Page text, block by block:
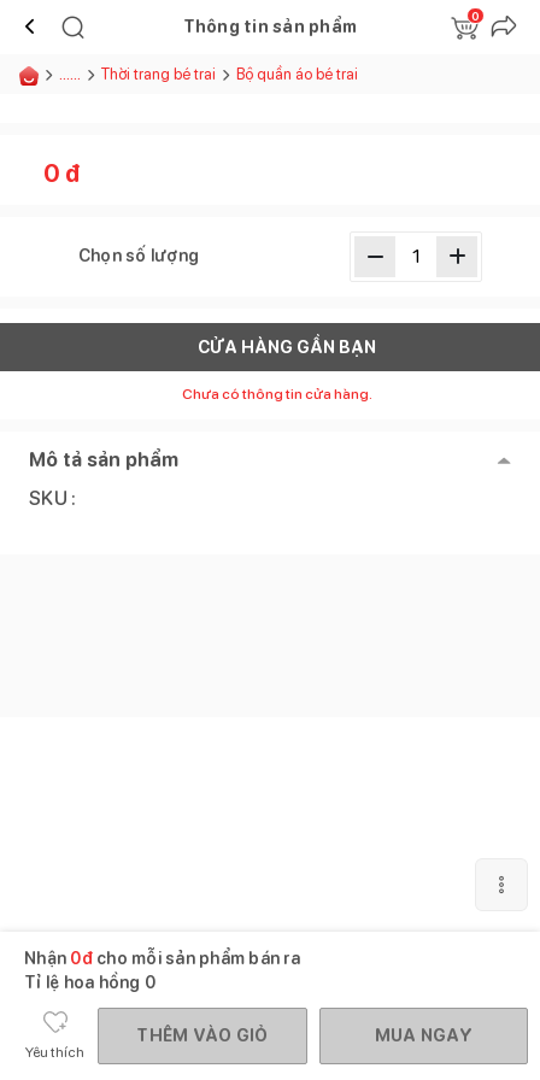
Thông tin sản phẩm
0
...... Thời trang bé trai Bộ quần áo bé trai
0 đ
Chọn số lượng
CỬA HÀNG GẦN BẠN
Chưa có thông tin cửa hàng.
Mô tả sản phẩm
SKU :
Nhận 0đcho mỗi sản phẩm bán ra
Tỉ lệ hoa hồng 0
Yêu thích
THÊM VÀO GIỎ MUA NGAY